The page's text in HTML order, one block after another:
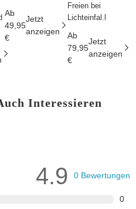
Ab
49,95
€
Jetzt
anzeigen
Freien bei
Lichteinfal.l
Ab
79,95
€
Jetzt
anzeigen
Interessieren
0
4.9 0 Bewertungen